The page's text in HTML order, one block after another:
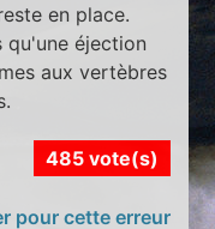
en place.
qu'une éjection
aux vertèbres
485 vote(s)
pour cette erreur